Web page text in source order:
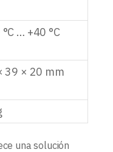
… +40 °C
39 × 20 mm
una solución